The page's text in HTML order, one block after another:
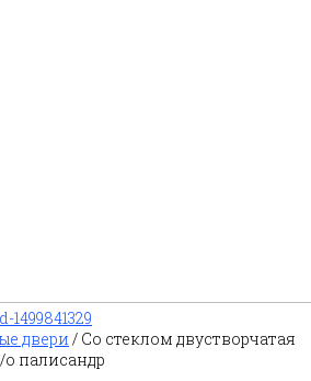
двери / Со стеклом двустворчатая
палисандр